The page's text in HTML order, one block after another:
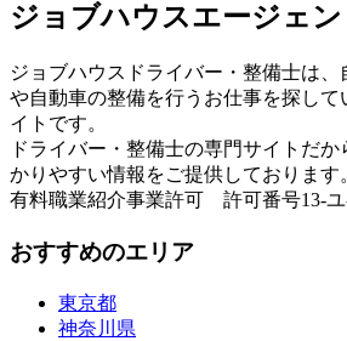
ジョブハウスエージェン
ジョブハウスドライバー・整備士は
や自動車の整備を行うお仕事を探して
イトです。
ドライバー・整備士の専門サイトだ
かりやすい情報をご提供しております
有料職業紹介事業許可 許可番号13-ユ
おすすめのエリア
東京都
神奈川県